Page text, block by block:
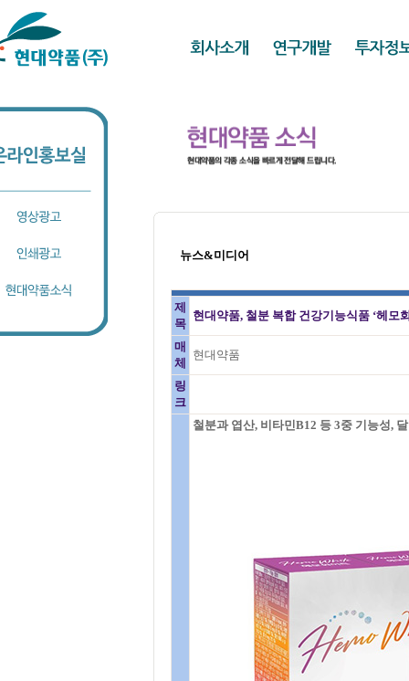
뉴스&미디어
제
목
현대약품, 철분 복합 건강기능식품 ‘헤모
매
체
현대약품
링
크
철분과 엽산, 비타민B12 등 3중 기능성,